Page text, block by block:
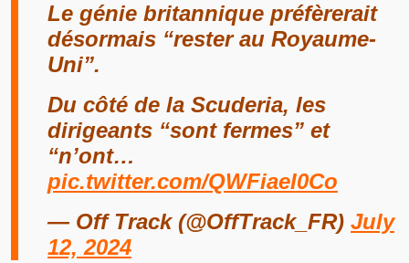
Le génie britannique préfèrerait
désormais “rester au Royaume-
Uni”.
Du côté de la Scuderia, les
dirigeants “sont fermes” et
“n’ont…
pic.twitter.com/QWFiaeI0Co
— Off Track (@OffTrack_FR) July
12, 2024